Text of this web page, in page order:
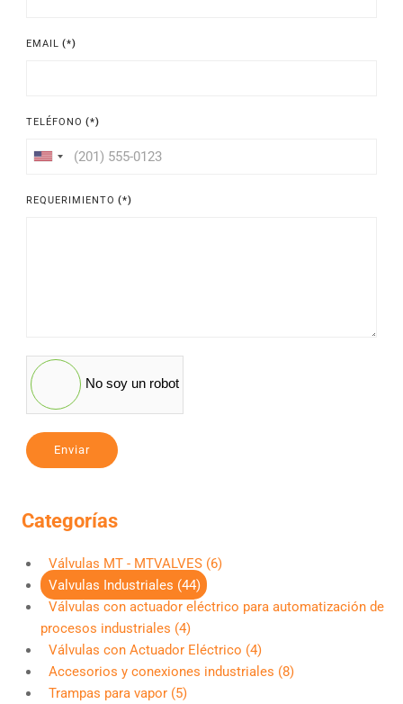
EMAIL (*)
TELÉFONO (*)
United
+1
REQUERIMIENTO (*)
No soy un robot
Enviar
Categorías
Válvulas MT - MTVALVES (6)
Valvulas Industriales (44)
Válvulas con actuador eléctrico para automatización de
procesos industriales (4)
Válvulas con Actuador Eléctrico (4)
Accesorios y conexiones industriales (8)
Trampas para vapor (5)